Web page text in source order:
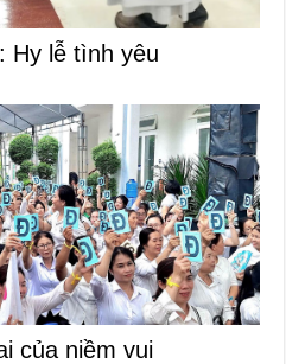
Hy lễ tình yêu
của niềm vui